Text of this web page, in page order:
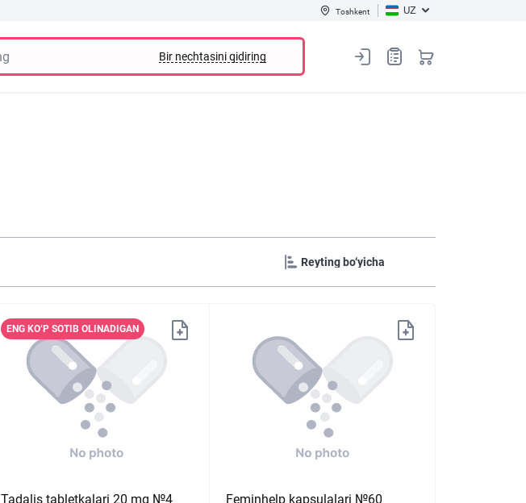
Toshkent UZ
Bir nechtasini qidiring
ENG KO‘P SOTIB OLINADIGAN
Tadalis tabletkalari 20 mg №4
Feminhelp kapsulalari №60